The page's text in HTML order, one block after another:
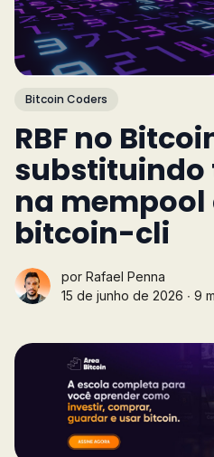
Bitcoin Coders
RBF no
substituindo
na mempool
bitcoin-cli
por Rafael Penna
15 de junho de 2026 ∙ 9